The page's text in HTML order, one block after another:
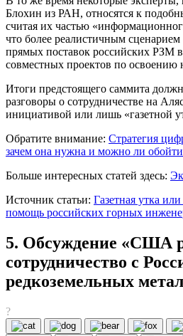
Блохин из РАН, относятся к
считая их частью
что более реалистичным
прямых поставок российских
совместных проектов по освоению
Итоги предстоящего саммита
разговоры о сотрудничестве на
инициативой или лишь «газетной
Обратите внимание: Стратегия
зачем она нужна и можно ли
Больше интересных статей здесь:
Источник статьи: Газетная утка
помощь российских горных
5. Обсуждение «США
сотрудничество с
редкоземельных
?